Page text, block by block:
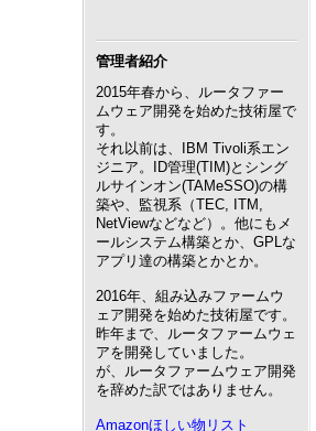
管理者紹介
2015年春から、ルータファー
ムウェア開発を始めた技術屋で
す。
それ以前は、IBM Tivoli系エン
ジニア。ID管理(TIM)とシング
ルサインオン(TAMeSSO)の構
築や、監視系（TEC, ITM,
NetViewなどなど）。他にもメ
ールシステム構築とか、GPLな
アプリ達の構築とかとか。
2016年、組み込みファームウ
ェア開発を始めた技術屋です。
昨年まで、ルータファームウェ
アを開発していました。
が、ルータファームウェア開発
を辞めた訳ではありません。
Amazonほしい物リスト